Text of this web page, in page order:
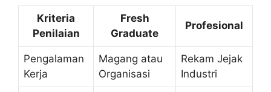
Kriteria
Penilaian
Fresh
Graduate
Profesional
Pengalaman
Kerja
Magang atau
Organisasi
Rekam Jejak
Industri